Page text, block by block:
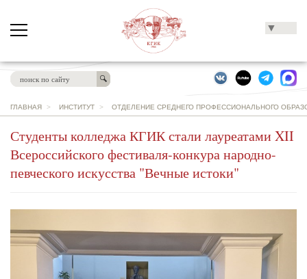
▼
ГЛАВНАЯ > ИНСТИТУТ > ОТДЕЛЕНИЕ СРЕДНЕГО ПРОФЕССИОНАЛЬНОГО
Студенты колледжа КГИК стали лауреатами XII
Всероссийского фестиваля-конкура народно-
певческого искусства "Вечные истоки"